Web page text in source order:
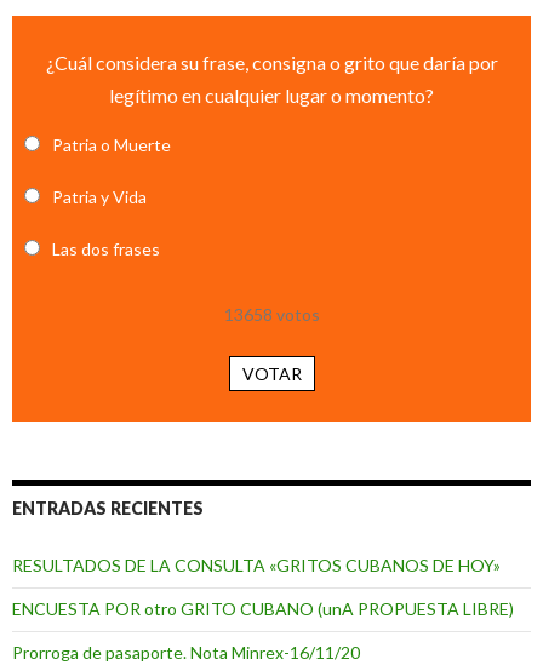
¿Cuál considera su frase, consigna o grito que daría por
legítimo en cualquier lugar o momento?
Patria o Muerte
Patria y Vida
Las dos frases
13658 votos
VOTAR
ENTRADAS RECIENTES
RESULTADOS DE LA CONSULTA «GRITOS CUBANOS DE HOY»
ENCUESTA POR otro GRITO CUBANO (unA PROPUESTA LIBRE)
Prorroga de pasaporte. Nota Minrex-16/11/20